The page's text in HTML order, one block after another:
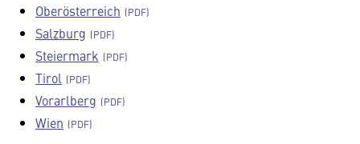
Oberösterreich
Salzburg
Steiermark
Tirol
Vorarlberg
Wien